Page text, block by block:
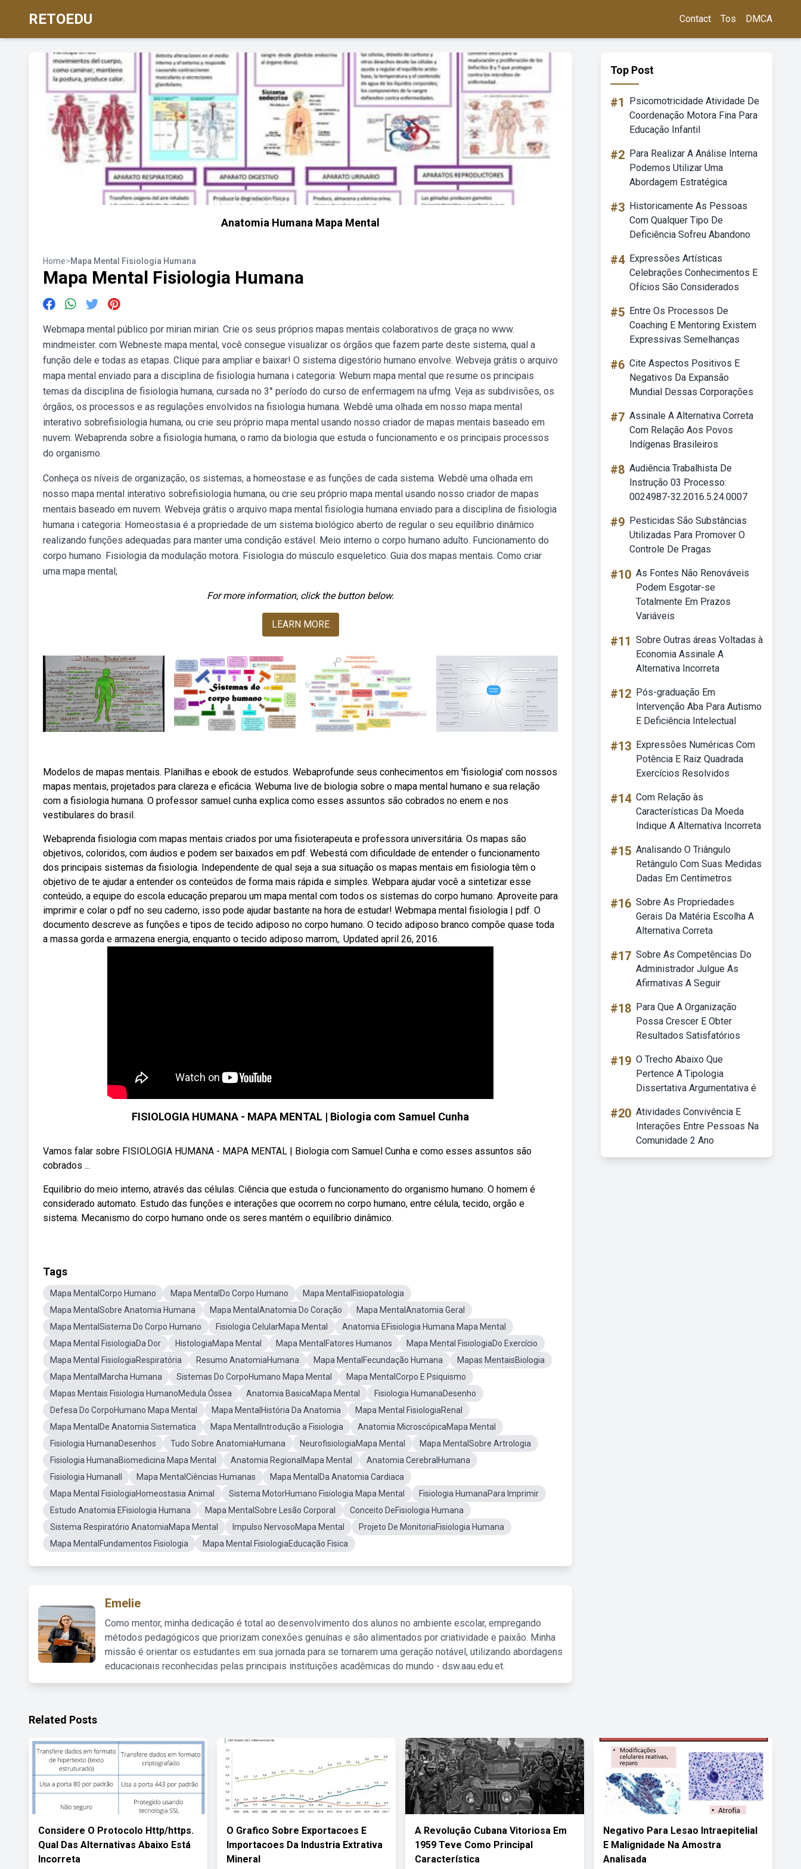
RETOEDU Contact Tos DMCA
Anatomia Humana Mapa Mental
Home>Mapa Mental Fisiologia Humana
Mapa Mental Fisiologia Humana
Webmapa mental público por mirian mirian. Crie os seus próprios mapas mentais colaborativos de graça no www.
mindmeister. com Webneste mapa mental, você consegue visualizar os órgãos que fazem parte deste sistema, qual a
função dele e todas as etapas. Clique para ampliar e baixar! O sistema digestório humano envolve. Webveja grátis o arquivo
mapa mental enviado para a disciplina de fisiologia humana i categoria: Webum mapa mental que resume os principais
temas da disciplina de fisiologia humana, cursada no 3° período do curso de enfermagem na ufmg. Veja as subdivisões, os
órgãos, os processos e as regulações envolvidos na fisiologia humana. Webdê uma olhada em nosso mapa mental
interativo sobrefisiologia humana, ou crie seu próprio mapa mental usando nosso criador de mapas mentais baseado em
nuvem. Webaprenda sobre a fisiologia humana, o ramo da biologia que estuda o funcionamento e os principais processos
do organismo.
Conheça os níveis de organização, os sistemas, a homeostase e as funções de cada sistema. Webdê uma olhada em
nosso mapa mental interativo sobrefisiologia humana, ou crie seu próprio mapa mental usando nosso criador de mapas
mentais baseado em nuvem. Webveja grátis o arquivo mapa mental fisiologia humana enviado para a disciplina de fisiologia
humana i categoria: Homeostasia é a propriedade de um sistema biológico aberto de regular o seu equilíbrio dinâmico
realizando funções adequadas para manter uma condição estável. Meio interno o corpo humano adulto. Funcionamento do
corpo humano. Fisiologia da modulação motora. Fisiologia do músculo esqueletico. Guia dos mapas mentais. Como criar
uma mapa mental;
For more information, click the button below.
LEARN MORE
Modelos de mapas mentais. Planilhas e ebook de estudos. Webaprofunde seus conhecimentos em 'fisiologia' com nossos
mapas mentais, projetados para clareza e eficácia. Webuma live de biologia sobre o mapa mental humano e sua relação
com a fisiologia humana. O professor samuel cunha explica como esses assuntos são cobrados no enem e nos
vestibulares do brasil.
Webaprenda fisiologia com mapas mentais criados por uma fisioterapeuta e professora universitária. Os mapas são
objetivos, coloridos, com áudios e podem ser baixados em pdf. Webestá com dificuldade de entender o funcionamento
dos principais sistemas da fisiologia. Independente de qual seja a sua situação os mapas mentais em fisiologia têm o
objetivo de te ajudar a entender os conteúdos de forma mais rápida e simples. Webpara ajudar você a sintetizar esse
conteúdo, a equipe do escola educação preparou um mapa mental com todos os sistemas do corpo humano. Aproveite para
imprimir e colar o pdf no seu caderno, isso pode ajudar bastante na hora de estudar! Webmapa mental fisiologia | pdf. O
documento descreve as funções e tipos de tecido adiposo no corpo humano. O tecido adiposo branco compõe quase toda
a massa gorda e armazena energia, enquanto o tecido adiposo marrom,. Updated april 26, 2016.
FISIOLOGIA HUMANA - MAPA MENTAL | Biologia com Samuel Cunha
Vamos falar sobre FISIOLOGIA HUMANA - MAPA MENTAL | Biologia com Samuel Cunha e como esses assuntos são
cobrados ...
Equilibrio do meio interno, através das células. Ciência que estuda o funcionamento do organismo humano. O homem é
considerado automato. Estudo das funções e interações que ocorrem no corpo humano, entre célula, tecido, orgão e
sistema. Mecanismo do corpo humano onde os seres mantém o equilíbrio dinâmico.
Tags
Mapa MentalCorpo Humano Mapa MentalDo Corpo Humano
Mapa MentalFisiopatologia
Mapa MentalSobre Anatomia Humana
Mapa MentalAnatomia Do Coração
Mapa MentalAnatomia Geral
Mapa MentalSistema Do Corpo Humano
Fisiologia CelularMapa Mental
Anatomia EFisiologia Humana Mapa Mental
Mapa Mental FisiologiaDa Dor
HistologiaMapa Mental Mapa MentalFatores Humanos
Mapa Mental FisiologiaDo Exercício
Mapa Mental FisiologiaRespiratória
Resumo AnatomiaHumana Mapa MentalFecundação Humana
Mapas MentaisBiologia
Mapa MentalMarcha Humana
Sistemas Do CorpoHumano Mapa Mental
Mapa MentalCorpo E Psiquismo
Mapas Mentais Fisiologia HumanoMedula Óssea
Anatomia BasicaMapa Mental
Fisiologia HumanaDesenho
Defesa Do CorpoHumano Mapa Mental
Mapa MentalHistória Da Anatomia
Mapa Mental FisiologiaRenal
Mapa MentalDe Anatomia Sistematica
Mapa MentalIntrodução a Fisiologia
Anatomia MicroscópicaMapa Mental
Fisiologia HumanaDesenhos
Tudo Sobre AnatomiaHumana NeurofisiologiaMapa Mental
Mapa MentalSobre Artrologia
Fisiologia HumanaBiomedicina Mapa Mental
Anatomia RegionalMapa Mental
Anatomia CerebralHumana
Fisiologia HumanaII
Mapa MentalCiências Humanas
Mapa MentalDa Anatomia Cardiaca
Mapa Mental FisiologiaHomeostasia Animal
Sistema MotorHumano Fisiologia Mapa Mental
Fisiologia HumanaPara Imprimir
Estudo Anatomia EFisiologia Humana
Mapa MentalSobre Lesão Corporal
Conceito DeFisiologia Humana
Sistema Respiratório AnatomiaMapa Mental
Impulso NervosoMapa Mental
Projeto De MonitoriaFisiologia Humana
Mapa MentalFundamentos Fisiologia
Mapa Mental FisiologiaEducação Fisica
Emelie
Como mentor, minha dedicação é total ao desenvolvimento dos alunos no ambiente escolar, empregando
métodos pedagógicos que priorizam conexões genuínas e são alimentados por criatividade e paixão. Minha
missão é orientar os estudantes em sua jornada para se tornarem uma geração notável, utilizando abordagens
educacionais reconhecidas pelas principais instituições acadêmicas do mundo - dsw.aau.edu.et.
Top Post
#1
Psicomotricidade Atividade De
Coordenação Motora Fina Para
Educação Infantil
#2 Para Realizar A Análise Interna
Podemos Utilizar Uma
Abordagem Estratégica
#3 Historicamente As Pessoas
Com Qualquer Tipo De
Deficiência Sofreu Abandono
#4 Expressões Artísticas
Celebrações Conhecimentos E
Ofícios São Considerados
#5 Entre Os Processos De
Coaching E Mentoring Existem
Expressivas Semelhanças
#6 Cite Aspectos Positivos E
Negativos Da Expansão
Mundial Dessas Corporações
#7 Assinale A Alternativa Correta
Com Relação Aos Povos
Indígenas Brasileiros
#8 Audiência Trabalhista De
Instrução 03 Processo:
0024987-32.2016.5.24.0007
#9 Pesticidas São Substâncias
Utilizadas Para Promover O
Controle De Pragas
#10 As Fontes Não Renováveis
Podem Esgotar-se
Totalmente Em Prazos
Variáveis
#11 Sobre Outras áreas Voltadas à
Economia Assinale A
Alternativa Incorreta
#12 Pós-graduação Em
Intervenção Aba Para Autismo
E Deficiência Intelectual
#13 Expressões Numéricas Com
Potência E Raiz Quadrada
Exercícios Resolvidos
#14 Com Relação às
Características Da Moeda
Indique A Alternativa Incorreta
#15 Analisando O Triângulo
Retângulo Com Suas Medidas
Dadas Em Centímetros
#16 Sobre As Propriedades
Gerais Da Matéria Escolha A
Alternativa Correta
#17 Sobre As Competências Do
Administrador Julgue As
Afirmativas A Seguir
#18 Para Que A Organização
Possa Crescer E Obter
Resultados Satisfatórios
#19 O Trecho Abaixo Que
Pertence A Tipologia
Dissertativa Argumentativa é
#20 Atividades Convivência E
Interações Entre Pessoas Na
Comunidade 2 Ano
Related Posts
Considere O Protocolo Http/https.
Qual Das Alternativas Abaixo Está
Incorreta
O Grafico Sobre Exportacoes E
Importacoes Da Industria Extrativa
Mineral
A Revolução Cubana Vitoriosa Em
1959 Teve Como Principal
Característica
Negativo Para Lesao Intraepitelial
E Malignidade Na Amostra
Analisada